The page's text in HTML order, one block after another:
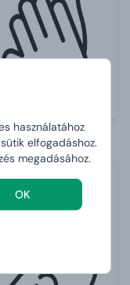
használatához
elfogadáshoz.
megadásához.
OK
tisztítás nedves
ruhával